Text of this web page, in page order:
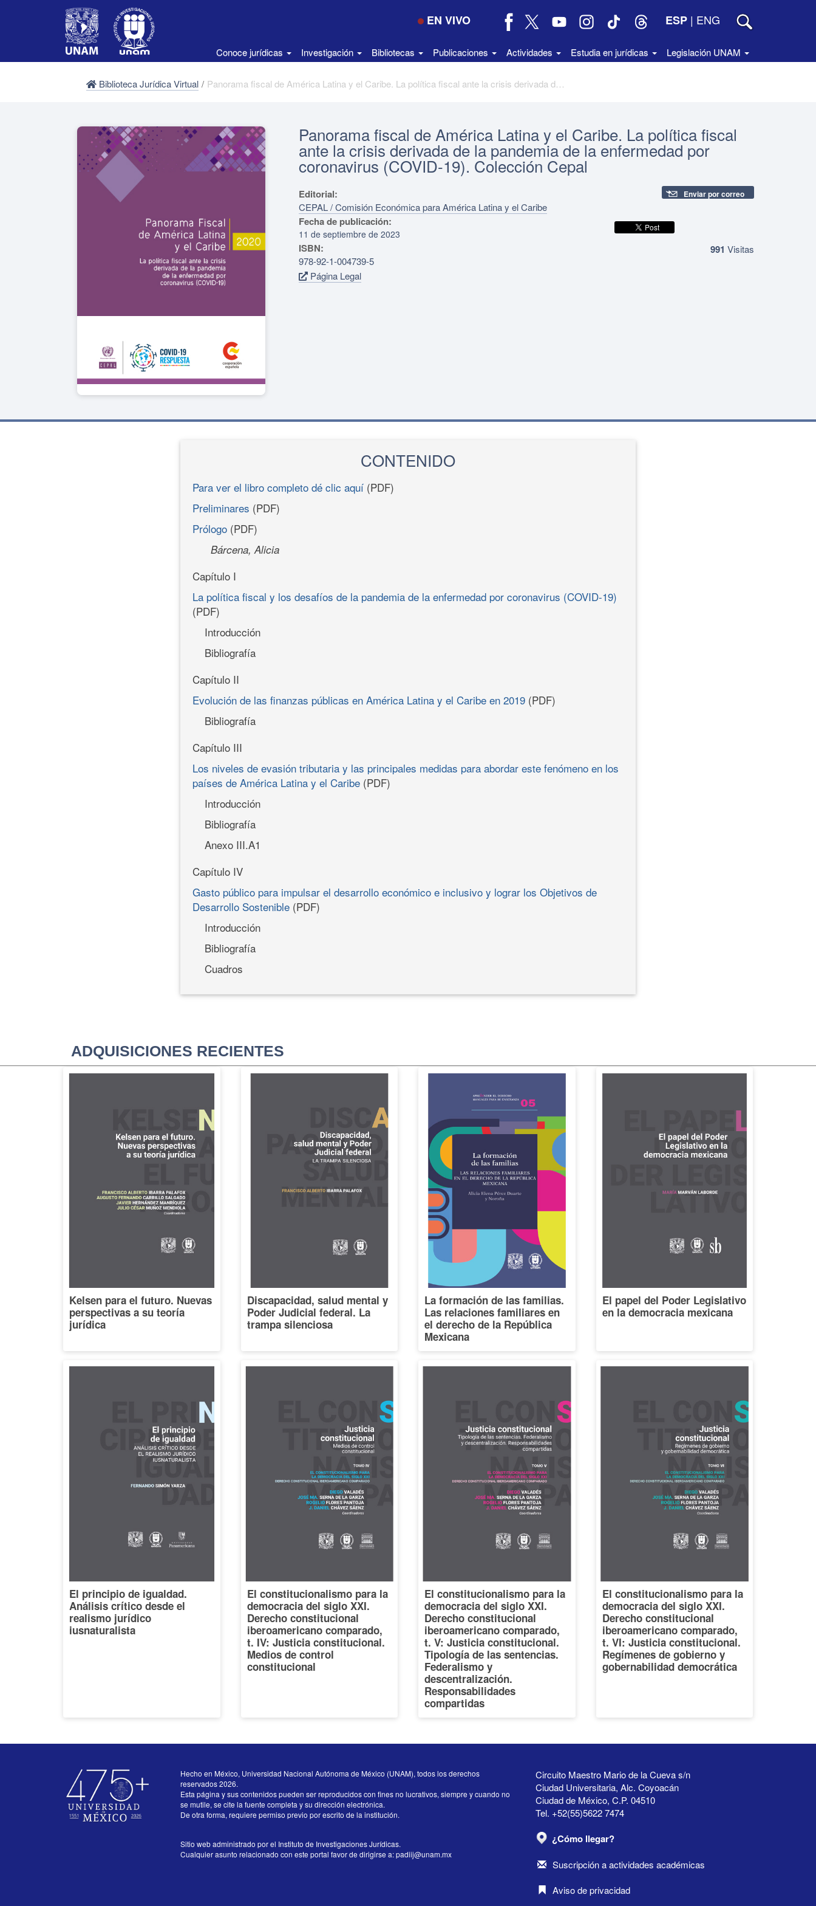
EN VIVO ESP | ENG
Conoce jurídicas Investigación Bibliotecas Publicaciones Actividades Estudia en jurídicas Legislación UNAM
Biblioteca Jurídica Virtual / Panorama fiscal de América Latina y el Caribe. La política fiscal ante la crisis derivada de la pandemia de la enfermedad por coronavirus (COVID-19). Colección Cepal
Panorama fiscal de América Latina y el Caribe. La política fiscal
ante la crisis derivada de la pandemia de la enfermedad por
coronavirus (COVID-19). Colección Cepal
Editorial:
CEPAL / Comisión Económica para América Latina y el Caribe
Fecha de publicación:
11 de septiembre de 2023
ISBN:
978-92-1-004739-5
Página Legal
Enviar por correo
991 Visitas
CONTENIDO
Para ver el libro completo dé clic aquí (PDF)
Preliminares (PDF)
Prólogo (PDF)
Bárcena, Alicia
Capítulo I
La política fiscal y los desafíos de la pandemia de la enfermedad por coronavirus (COVID-19)
(PDF)
Introducción
Bibliografía
Capítulo II
Evolución de las finanzas públicas en América Latina y el Caribe en 2019 (PDF)
Bibliografía
Capítulo III
Los niveles de evasión tributaria y las principales medidas para abordar este fenómeno en los
países de América Latina y el Caribe (PDF)
Introducción
Bibliografía
Anexo III.A1
Capítulo IV
Gasto público para impulsar el desarrollo económico e inclusivo y lograr los Objetivos de
Desarrollo Sostenible (PDF)
Introducción
Bibliografía
Cuadros
ADQUISICIONES RECIENTES
Kelsen para el futuro. Nuevas
perspectivas a su teoría
jurídica
Discapacidad, salud mental y
Poder Judicial federal. La
trampa silenciosa
La formación de las familias.
Las relaciones familiares en
el derecho de la República
Mexicana
El papel del Poder Legislativo
en la democracia mexicana
El principio de igualdad.
Análisis crítico desde el
realismo jurídico
iusnaturalista
El constitucionalismo para la
democracia del siglo XXI.
Derecho constitucional
iberoamericano comparado,
t. IV: Justicia constitucional.
Medios de control
constitucional
El constitucionalismo para la
democracia del siglo XXI.
Derecho constitucional
iberoamericano comparado,
t. V: Justicia constitucional.
Tipología de las sentencias.
Federalismo y
descentralización.
Responsabilidades
compartidas
El constitucionalismo para la
democracia del siglo XXI.
Derecho constitucional
iberoamericano comparado,
t. VI: Justicia constitucional.
Regímenes de gobierno y
gobernabilidad democrática
Circuito Maestro Mario de la Cueva s/n
Ciudad Universitaria, Alc. Coyoacán
Ciudad de México, C.P. 04510
Tel. +52(55)5622 7474
¿Cómo llegar?
Suscripción a actividades académicas
Aviso de privacidad
Hecho en México, Universidad Nacional Autónoma de México (UNAM), todos los derechos
reservados 2026.
Esta página y sus contenidos pueden ser reproducidos con fines no lucrativos, siempre y cuando no
se mutile, se cite la fuente completa y su dirección electrónica.
De otra forma, requiere permiso previo por escrito de la institución.
Sitio web administrado por el Instituto de Investigaciones Jurídicas.
Cualquier asunto relacionado con este portal favor de dirigirse a:padiij@unam.mx